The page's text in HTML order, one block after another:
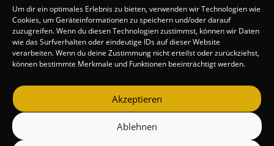
Um dir ein optimales Erlebnis zu bieten, verwenden wir Technologien wie
Cookies, um Geräteinformationen zu speichern und/oder darauf
zuzugreifen. Wenn du diesen Technologien zustimmst, können wir Daten
wie das Surfverhalten oder eindeutige IDs auf dieser Website
verarbeiten. Wenn du deine Zustimmung nicht erteilst oder zurückziehst,
können bestimmte Merkmale und Funktionen beeinträchtigt werden.
Akzeptieren
Ablehnen
KI-generierte Medien (rechtmäßig lizenziert)
Verantwortlich für den Inhalt
Die verantwortliche Person wird aktuell aktualisiert